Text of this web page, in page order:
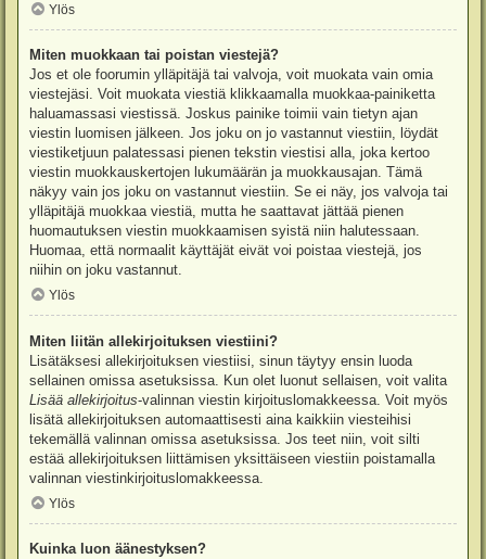
Ylös
Miten muokkaan tai poistan viestejä?
Jos et ole foorumin ylläpitäjä tai valvoja, voit muokata vain omia
viestejäsi. Voit muokata viestiä klikkaamalla muokkaa-painiketta
haluamassasi viestissä. Joskus painike toimii vain tietyn ajan
viestin luomisen jälkeen. Jos joku on jo vastannut viestiin, löydät
viestiketjuun palatessasi pienen tekstin viestisi alla, joka kertoo
viestin muokkauskertojen lukumäärän ja muokkausajan. Tämä
näkyy vain jos joku on vastannut viestiin. Se ei näy, jos valvoja tai
ylläpitäjä muokkaa viestiä, mutta he saattavat jättää pienen
huomautuksen viestin muokkaamisen syistä niin halutessaan.
Huomaa, että normaalit käyttäjät eivät voi poistaa viestejä, jos
niihin on joku vastannut.
Ylös
Miten liitän allekirjoituksen viestiini?
Lisätäksesi allekirjoituksen viestiisi, sinun täytyy ensin luoda
sellainen omissa asetuksissa. Kun olet luonut sellaisen, voit valita
Lisää allekirjoitus-valinnan viestin kirjoituslomakkeessa. Voit myös
lisätä allekirjoituksen automaattisesti aina kaikkiin viesteihisi
tekemällä valinnan omissa asetuksissa. Jos teet niin, voit silti
estää allekirjoituksen liittämisen yksittäiseen viestiin poistamalla
valinnan viestinkirjoituslomakkeessa.
Ylös
Kuinka luon äänestyksen?